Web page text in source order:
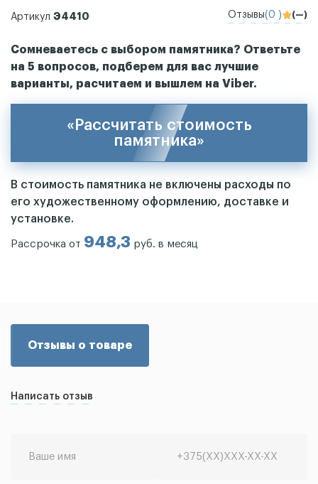
Артикул Э4410 Отзывы(0 ) (—)
Сомневаетесь с выбором памятника? Ответьте
на 5 вопросов, подберем для вас лучшие
варианты, расчитаем и вышлем на Viber.
«Рассчитать стоимость
памятника»
В стоимость памятника не включены расходы по
его художественному оформлению, доставке и
установке.
Рассрочка от 948,3 руб. в месяц
Отзывы о товаре
Написать отзыв